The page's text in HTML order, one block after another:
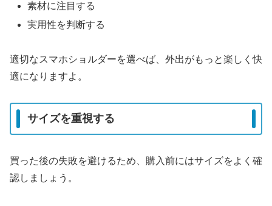
素材に注目する
実用性を判断する
適切なスマホショルダーを選べば、外出がもっと楽しく快
適になりますよ。
サイズを重視する
買った後の失敗を避けるため、購入前にはサイズをよく確
認しましょう。